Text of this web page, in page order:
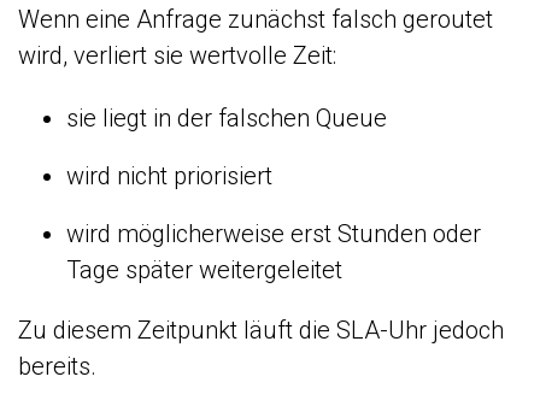
Wenn eine Anfrage zunächst falsch geroutet
wird, verliert sie wertvolle Zeit:
sie liegt in der falschen Queue
wird nicht priorisiert
wird möglicherweise erst Stunden oder
Tage später weitergeleitet
Zu diesem Zeitpunkt läuft die SLA-Uhr jedoch
bereits.